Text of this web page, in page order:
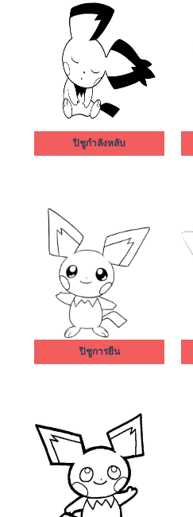
ปิชูกำลังหลับ
ปิชูการยืน